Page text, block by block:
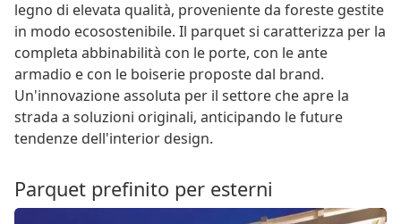
legno di elevata qualità, proveniente da foreste gestite
in modo ecosostenibile. Il parquet si caratterizza per la
completa abbinabilità con le porte, con le ante
armadio e con le boiserie proposte dal brand.
Un'innovazione assoluta per il settore che apre la
strada a soluzioni originali, anticipando le future
tendenze dell'interior design.
Parquet prefinito per esterni